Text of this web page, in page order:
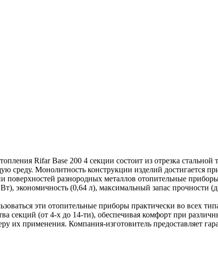
Rifar Base 200 4 секции состоит из отрезка
среду. Монолитность конструкции изделий достигается
разнородных металлов отопительные
экономичность (0,64 л), максимальный запас прочности
эти отопительные приборы практически во всех
секций (от 4-х до 14-ти), обеспечивая комфорт при
их применения. Компания-изготовитель предоставляет